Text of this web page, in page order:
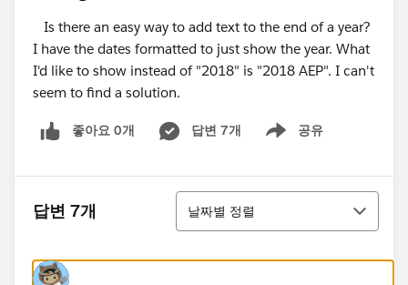
Is there an easy way to add text to the end of a year?
I have the dates formatted to just show the year. What
I'd like to show instead of "2018" is "2018 AEP". I can't
seem to find a solution.
좋아요 0개 답변 7개 공유
Show menu
답변 7개
정렬
날짜별 정렬